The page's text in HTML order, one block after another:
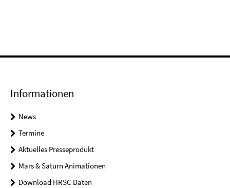
Informationen
News
Termine
Aktuelles Presseprodukt
Mars & Saturn Animationen
Download HRSC Daten